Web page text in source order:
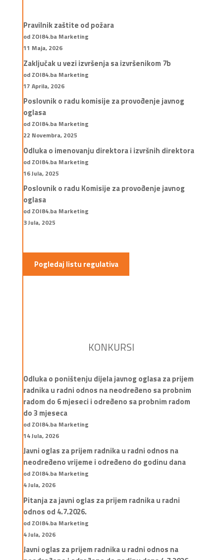
Pravilnik zaštite od požara
od ZOI84.ba Marketing
11 Maja, 2026
Zaključak u vezi izvršenja sa izvršenikom 7b
od ZOI84.ba Marketing
17 Aprila, 2026
Poslovnik o radu komisije za provođenje javnog
oglasa
od ZOI84.ba Marketing
22 Novembra, 2025
Odluka o imenovanju direktora i izvršnih direktora
od ZOI84.ba Marketing
16 Jula, 2025
Poslovnik o radu Komisije za provođenje javnog
oglasa
od ZOI84.ba Marketing
3 Jula, 2025
Pogledaj listu regulativa
KONKURSI
Odluka o poništenju dijela javnog oglasa za prijem
radnika u radni odnos na neodređeno sa probnim
radom do 6 mjeseci i određeno sa probnim radom
do 3 mjeseca
od ZOI84.ba Marketing
14 Jula, 2026
Javni oglas za prijem radnika u radni odnos na
neodređeno vrijeme i određeno do godinu dana
od ZOI84.ba Marketing
4 Jula, 2026
Pitanja za javni oglas za prijem radnika u radni
odnos od 4.7.2026.
od ZOI84.ba Marketing
4 Jula, 2026
Javni oglas za prijem radnika u radni odnos na